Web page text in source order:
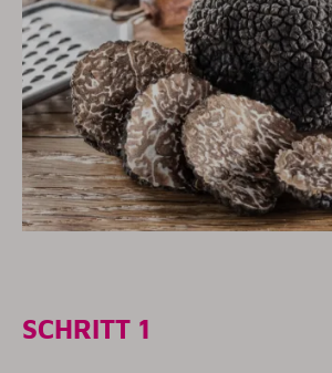
SCHRITT 1